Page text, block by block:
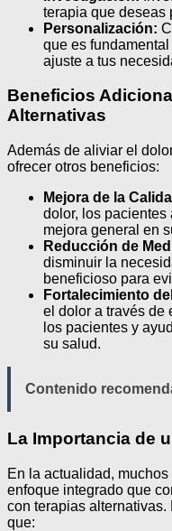
terapia que deseas
Personalización:
que es
ajuste a tus
Beneficios
Alternativas
Además de aliviar el
ofrecer otros beneficios:
Mejora de la
dolor, los pacientes
mejora general en
Reducción de
disminuir la
beneficioso para
Fortalecimiento
el dolor a través de
los pacientes y
su salud.
Contenido
La Importancia de
En la actualidad,
enfoque integrado que
con terapias
que: